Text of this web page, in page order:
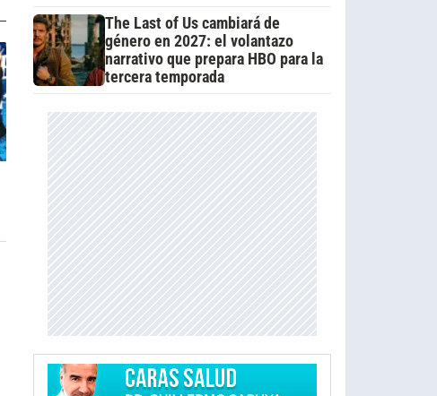
The Last of Us cambiará de
género en 2027: el volantazo
narrativo que prepara HBO para la
tercera temporada